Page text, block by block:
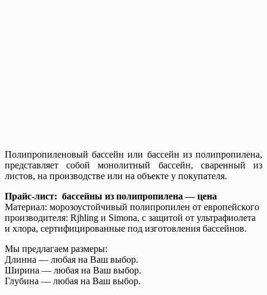
Полипропиленовый бассейн или бассейн из полипропилена,
представляет собой монолитный бассейн, сваренный из
листов, на производстве или на объекте у покупателя.
Прайс-лист: бассейны из полипропилена — цена
Материал: морозоустойчивый полипропилен от европейского
производителя: Rjhling и Simona, с защитой от ультрафиолета
и хлора, сертифицированные под изготовления бассейнов.
Мы предлагаем размеры:
Длинна — любая на Ваш выбор.
Ширина — любая на Ваш выбор.
Глубина — любая на Ваш выбор.